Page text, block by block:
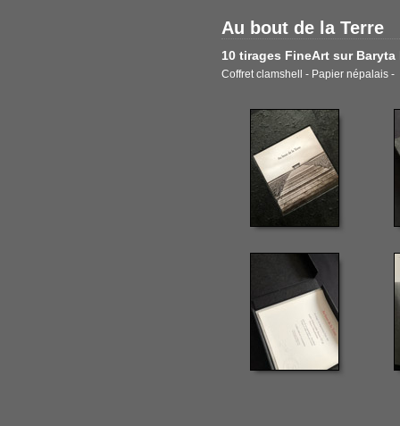
Au bout de la Terre
10 tirages FineArt sur Baryta
Coffret clamshell - Papier népalais -